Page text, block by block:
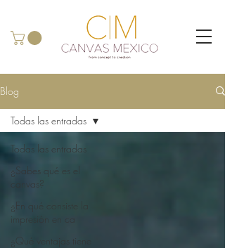
Blog
Todas las entradas
¿Sabes qué es el
canvas?
¿En qué consiste la
impresión en ca
¿Qué ventajas tiene
Todas las entradas